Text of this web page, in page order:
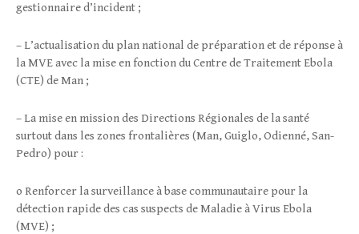
gestionnaire d’incident ;
– L’actualisation du plan national de préparation et de réponse à
la MVE avec la mise en fonction du Centre de Traitement Ebola
(CTE) de Man ;
– La mise en mission des Directions Régionales de la santé
surtout dans les zones frontalières (Man, Guiglo, Odienné, San-
Pedro) pour :
o Renforcer la surveillance à base communautaire pour la
détection rapide des cas suspects de Maladie à Virus Ebola
(MVE) ;